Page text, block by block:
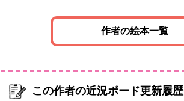
作者の絵本一覧
この作者の近況ボード更新履歴